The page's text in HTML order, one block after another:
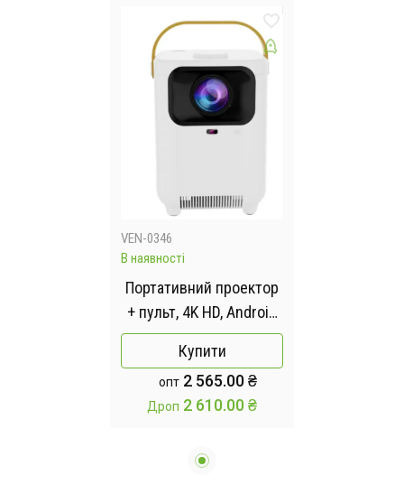
VEN-0346
В наявності
Портативний проектор
+ пульт, 4K HD, Android
11.0, Wi-Fi 6.0,
Bluetooth, E350 /
Мультимедійний
проектор домашній
Купити
опт 2 565.00 ₴
Дроп 2 610.00 ₴